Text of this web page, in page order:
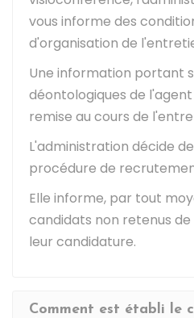
vous informe des
d'organisation de
Une information portant
déontologiques de
remise au cours de
L'administration décide
procédure de
Elle informe, par tout
candidats non retenus
leur candidature.
Comment est établi le